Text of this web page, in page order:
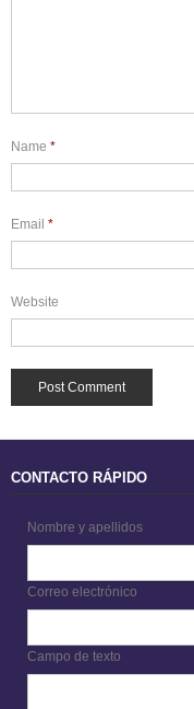
Name *
Email *
Website
CONTACTO RÁPIDO
Nombre y apellidos
Correo electrónico
Campo de texto